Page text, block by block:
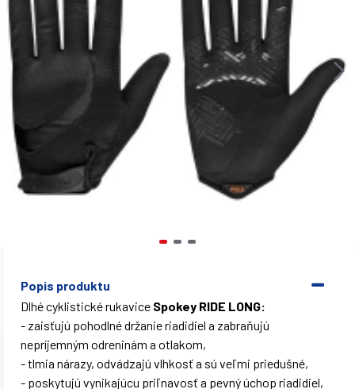
Popis produktu
Dlhé cyklistické rukavice Spokey RIDE LONG:
- zaisťujú pohodlné držanie riadidiel a zabraňujú
nepríjemným odreninám a otlakom,
- tlmia nárazy, odvádzajú vlhkosť a sú veľmi priedušné,
- poskytujú vynikajúcu priľnavosť a pevný úchop riadidiel,